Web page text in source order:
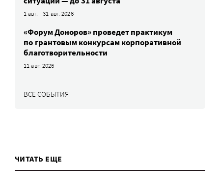
1 авг. - 31 авг. 2026
«Форум Доноров» проведет практикум
по грантовым конкурсам корпоративной
благотворительности
11 авг. 2026
ВСЕ СОБЫТИЯ
ЧИТАТЬ ЕЩЕ